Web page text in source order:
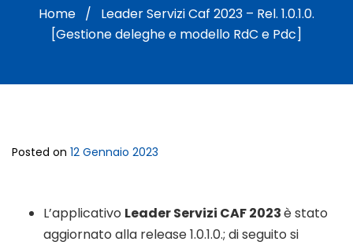
Home / Leader Servizi Caf 2023 – Rel. 1.0.1.0.
[Gestione deleghe e modello RdC e Pdc]
Posted on 12 Gennaio 2023
L’applicativo Leader Servizi CAF 2023è stato
aggiornato alla release 1.0.1.0.; di seguito si